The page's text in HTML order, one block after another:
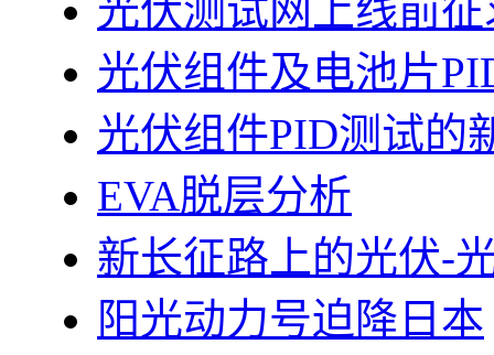
光伏测试网上线前
光伏组件及电池片
光伏组件PID测试的
EVA脱层分析
新长征路上的光伏-
阳光动力号迫降日本